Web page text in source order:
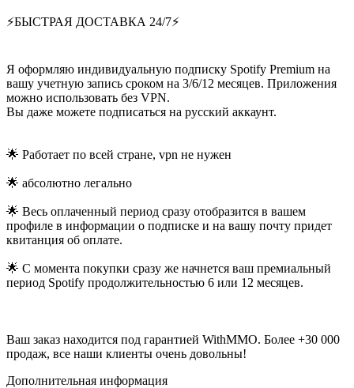
⚡️БЫСТРАЯ ДОСТАВКА 24/7⚡️
Я оформляю индивидуальную подписку Spotify Premium на
вашу учетную запись сроком на 3/6/12 месяцев. Приложения
можно использовать без VPN.
Вы даже можете подписаться на русский аккаунт.
🌟 Работает по всей стране, vpn не нужен
🌟 абсолютно легально
🌟 Весь оплаченный период сразу отобразится в вашем
профиле в информации о подписке и на вашу почту придет
квитанция об оплате.
🌟 С момента покупки сразу же начнется ваш премиальный
период Spotify продолжительностью 6 или 12 месяцев.
Ваш заказ находится под гарантией WithMMO. Более +30 000
продаж, все наши клиенты очень довольны!
Дополнительная информация